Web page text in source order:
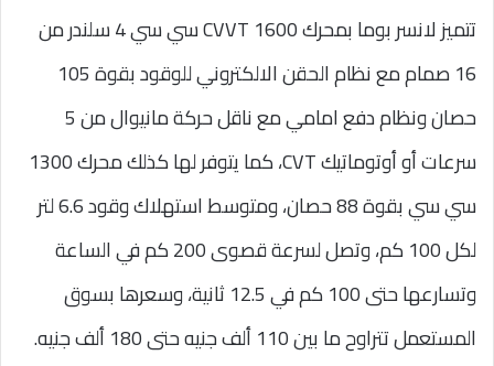
تتميز لانسر بوما بمحرك CVVT 1600 سي سي 4 سلندر من
16 صمام مع نظام الحقن الالكتروني للوقود بقوة 105
حصان ونظام دفع امامي مع ناقل حركة مانيوال من 5
سرعات أو أوتوماتيك CVT، كما يتوفر لها كذلك محرك 1300
سي سي بقوة 88 حصان، ومتوسط استهلاك وقود 6.6 لتر
لكل 100 كم، وتصل لسرعة قصوى 200 كم في الساعة
وتسارعها حتى 100 كم في 12.5 ثانية، وسعرها بسوق
المستعمل تتراوح ما بين 110 ألف جنيه حتى 180 ألف جنيه.